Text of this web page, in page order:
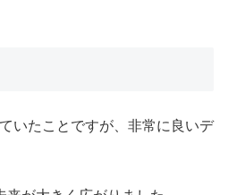
いたことですが、非常に良いデ